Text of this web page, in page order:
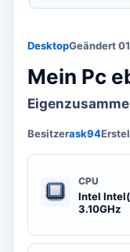
DesktopGeändert
Mein Pc
Besitzerask94
CPU
Intel
3.10GHz